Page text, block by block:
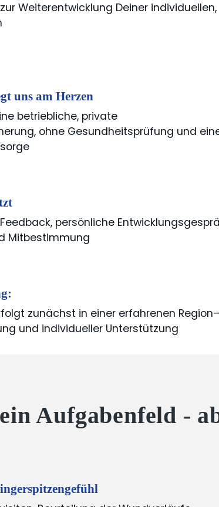
Weiterentwicklung Deiner individuellen,
uns am Herzen
betriebliche, private
ohne Gesundheitsprüfung und
persönliche
Mitbestimmung
zunächst in einer erfahrenen
und individueller Unterstützung
Aufgabenfeld -